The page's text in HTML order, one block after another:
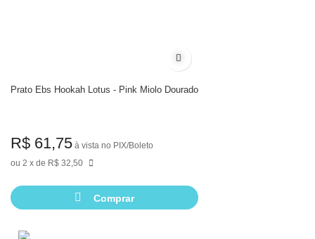
Adicionar à lista de desejos
Prato Ebs Hookah Lotus - Pink Miolo Dourado
2 de R$ 32,50
R$ 61,75 à vista no PIX/Boleto
Comprar